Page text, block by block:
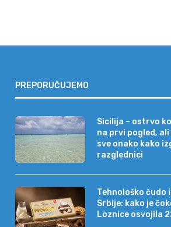
PREPORUČUJEMO
Sicilija – ostrvo
na prvi pogled,
sve onako kako
razglednici
Tehnološko čudo
Srbije: kako je
Loznice osvojila